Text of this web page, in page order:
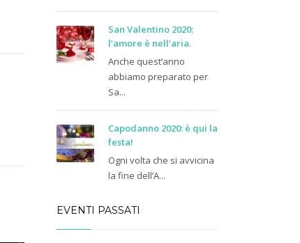
San Valentino 2020:
l’amore è nell’aria.
Anche quest’anno
abbiamo preparato per
Sa...
Capodanno 2020: è qui la
festa!
Ogni volta che si avvicina
la fine dell’A...
EVENTI PASSATI